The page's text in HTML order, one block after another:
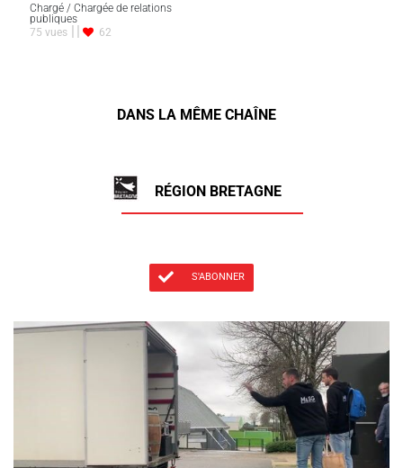
Chargé / Chargée de relations
publiques
75 vues
62
DANS LA MÊME CHAÎNE
RÉGION BRETAGNE
S'ABONNER